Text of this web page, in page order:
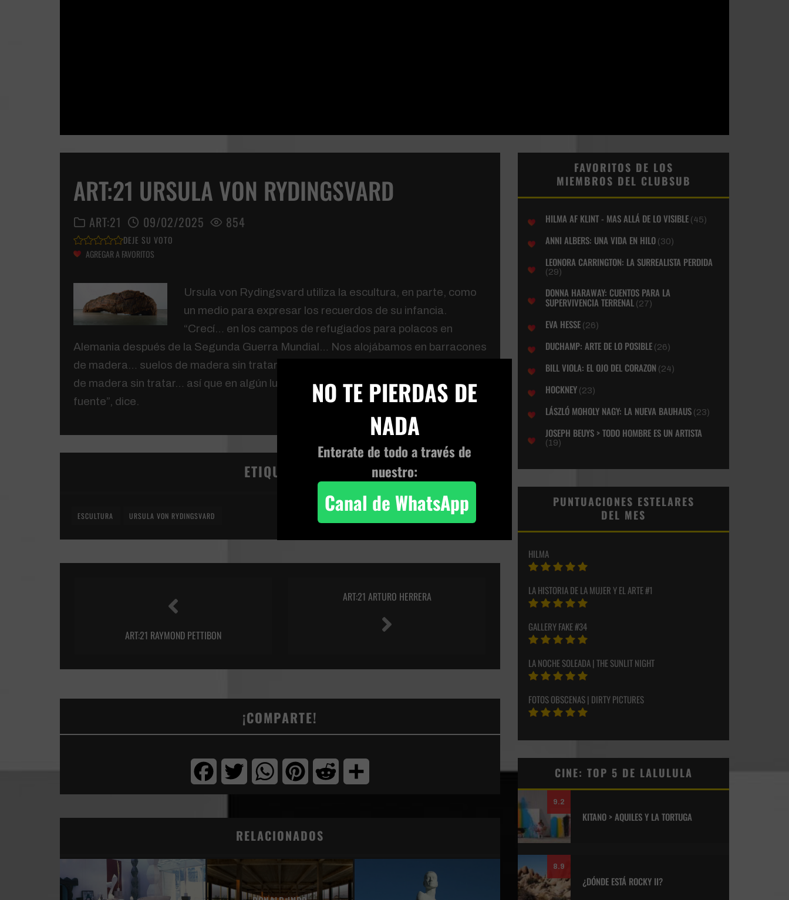
ART:21 URSULA VON RYDINGSVARD
ART:21 09/02/2025 854
DEJE SU VOTO
AGREGAR A FAVORITOS
Ursula von Rydingsvard utiliza la escultura, en parte, como
un medio para expresar los recuerdos de su infancia.
“Crecí… en los campos de refugiados para polacos en
Alemania después de la Segunda Guerra Mundial… Nos alojábamos en barracones
de madera… suelos de madera sin tratar, paredes de madera sin tratar y techos
de madera sin tratar… así que en algún lugar de mi sangre estoy sumergida en esa
fuente”, dice.
ETIQUETAS:
ESCULTURA URSULA VON RYDINGSVARD
ART:21 RAYMOND PETTIBON
ART:21 ARTURO HERRERA
¡COMPARTE!
FacebookTwitter WhatsAppPinterest Reddit
RELACIONADOS
FAVORITOS DE LOS
MIEMBROS DEL CLUBSUB
HILMA AF KLINT - MAS ALLÁ DE LO VISIBLE (45)
ANNI ALBERS: UNA VIDA EN HILO (30)
LEONORA CARRINGTON: LA SURREALISTA PERDIDA
(29)
DONNA HARAWAY: CUENTOS PARA LA
SUPERVIVENCIA TERRENAL (27)
EVA HESSE (26)
DUCHAMP: ARTE DE LO POSIBLE (26)
BILL VIOLA: EL OJO DEL CORAZON (24)
HOCKNEY (23)
LÁSZLÓ MOHOLY NAGY: LA NUEVA BAUHAUS (23)
JOSEPH BEUYS > TODO HOMBRE ES UN ARTISTA
(19)
PUNTUACIONES ESTELARES
DEL MES
HILMA
LA HISTORIA DE LA MUJER Y EL ARTE #1
GALLERY FAKE #34
LA NOCHE SOLEADA | THE SUNLIT NIGHT
FOTOS OBSCENAS | DIRTY PICTURES
CINE: TOP 5 DE LALULULA
9.2
KITANO > AQUILES Y LA TORTUGA
8.9
¿DÓNDE ESTÁ ROCKY II?
NO TE PIERDAS DE
NADA
Enterate de todo a través de
nuestro:
Canal de WhatsApp